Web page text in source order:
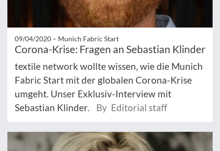
09/04/2020 – Munich Fabric Start
Corona-Krise: Fragen an Sebastian Klinder
textile network wollte wissen, wie die Munich
Fabric Start mit der globalen Corona-Krise
umgeht. Unser Exklusiv-Interview mit
Sebastian Klinder.
By Editorial staff